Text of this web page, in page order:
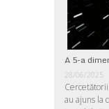
A 5-a
28/06/2025
au ajuns la